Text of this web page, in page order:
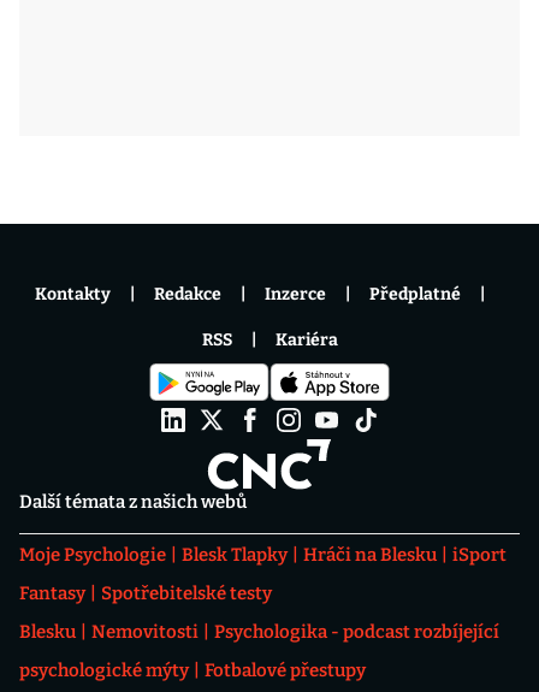
Další témata z našich webů
Moje Psychologie Blesk Tlapky Hráči na Blesku
iSport
Fantasy
Spotřebitelské testy
Blesku
Nemovitosti
Psychologika - podcast rozbíjející
psychologické mýty
Fotbalové přestupy
Kontakty Redakce Inzerce Předplatné
RSS Kariéra